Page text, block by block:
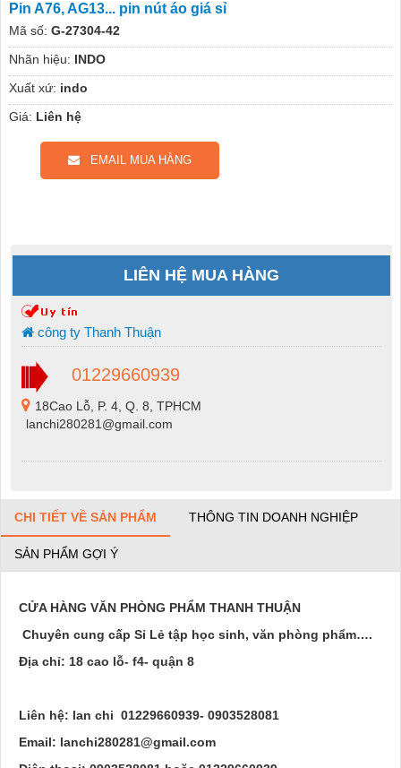
Pin A76, AG13... pin nút áo giá sỉ
Mã số: G-27304-42
Nhãn hiệu: INDO
Xuất xứ: indo
Giá: Liên hệ
EMAIL MUA HÀNG
LIÊN HỆ MUA HÀNG
công ty Thanh Thuận
01229660939
18Cao Lỗ, P. 4, Q. 8, TPHCM
lanchi280281@gmail.com
CHI TIẾT VỀ SẢN PHẨM THÔNG TIN DOANH NGHIỆP
SẢN PHẨM GỢI Ý
CỬA HÀNG VĂN PHÒNG PHẨM THANH THUẬN
Chuyên cung cấp Sỉ Lẻ tập học sinh, văn phòng phẩm….
Địa chỉ: 18 cao lỗ- f4- quận 8
Liên hệ: lan chi 01229660939- 0903528081
Email: lanchi280281@gmail.com